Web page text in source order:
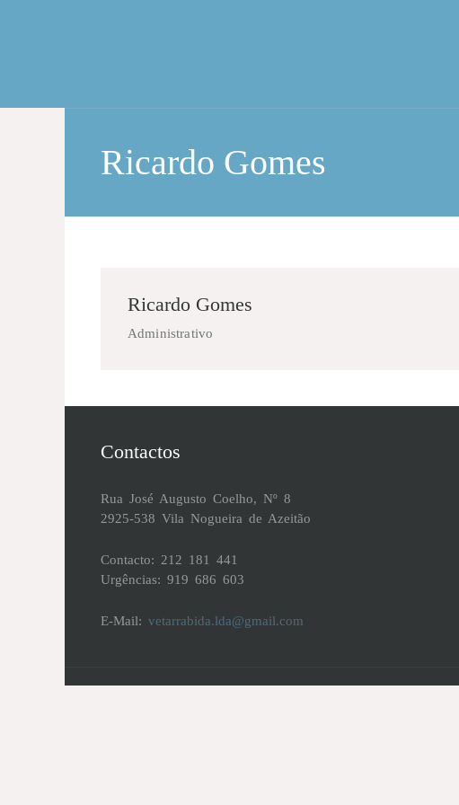
Ricardo Gomes
Ricardo Gomes
Administrativo
Contactos
Rua José Augusto Coelho, Nº 8
2925-538 Vila Nogueira de Azeitão
Contacto: 212 181 441
Urgências: 919 686 603
E-Mail: vetarrabida.lda@gmail.com